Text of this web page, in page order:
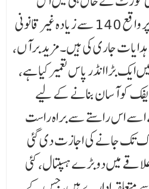
علاقے میں روڈ نمبر 320 پر واقع 140 سے زیادہ غیر قانونی
جاری کی ہیں۔ مزید برآں،
بڑا انڈر پاس تعمیر کیا ہے،
کو آسان بنانے کے لیے
اسے اس راستے سے براہ راست
تک جانے کی اجازت دی گئی
میں دو بڑے ہسپتال، کئی